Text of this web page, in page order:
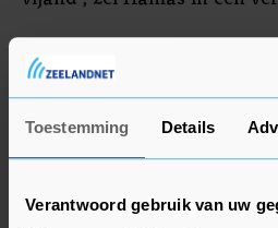
Toestemming Details
Verantwoord gebruik van uw
Volgens onbevestigde
al mortiergranaten
basis Kissufim en op Eshkol
bufferzone, in het zuiden